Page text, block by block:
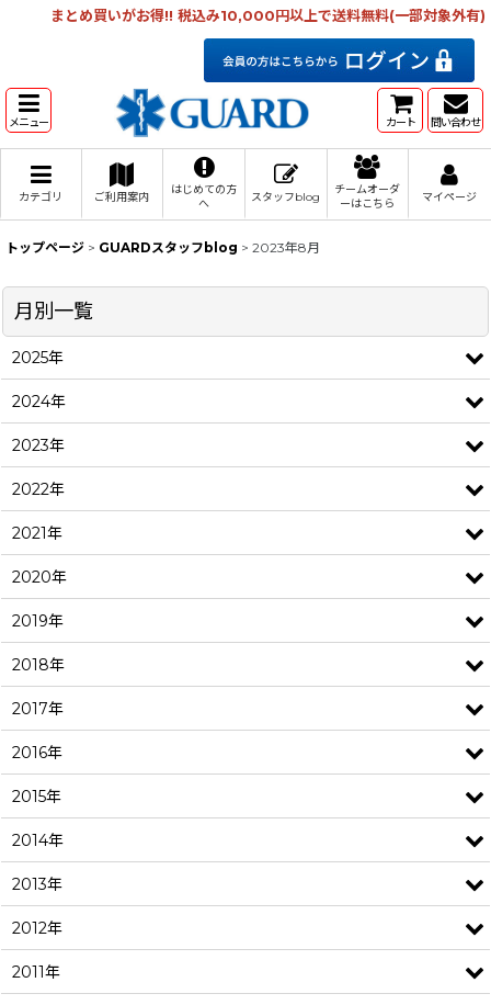
まとめ買いがお得!! 税込み10,000円以上で送料無料(一部対象外有)
メニュー カート 問い合わせ
カテゴリ ご利用案内
はじめての方
へ
スタッフblog
チームオーダ
ーはこちら
マイページ
トップページ > GUARDスタッフblog > 2023年8月
月別一覧
2025年
2024年
2023年
2022年
2021年
2020年
2019年
2018年
2017年
2016年
2015年
2014年
2013年
2012年
2011年